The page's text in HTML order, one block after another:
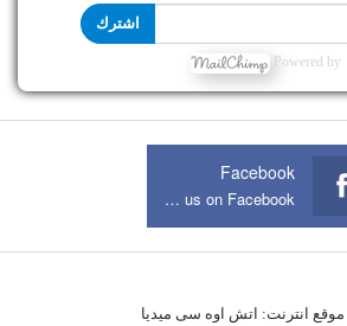
اشترك
Powered by
Facebook
Join us on Facebook
انترنت: اتش اوه سى ميديا